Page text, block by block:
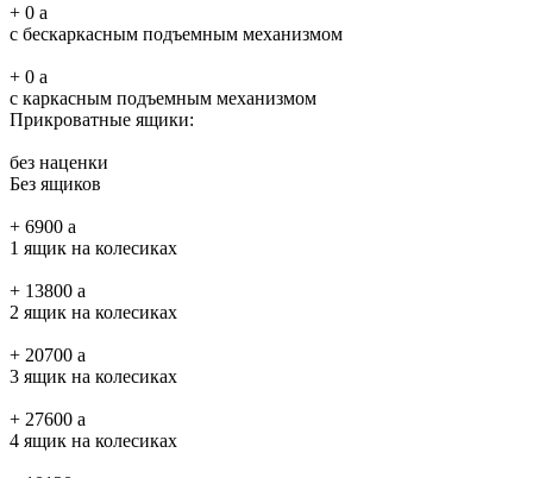
+ 0 a
с бескаркасным подъемным механизмом
+ 0 a
с каркасным подъемным механизмом
Прикроватные ящики:
без наценки
Без ящиков
+ 6900 a
1 ящик на колесиках
+ 13800 a
2 ящик на колесиках
+ 20700 a
3 ящик на колесиках
+ 27600 a
4 ящик на колесиках